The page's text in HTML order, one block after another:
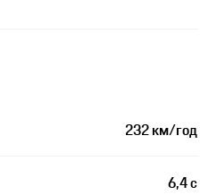
232 км/год
6,4 с